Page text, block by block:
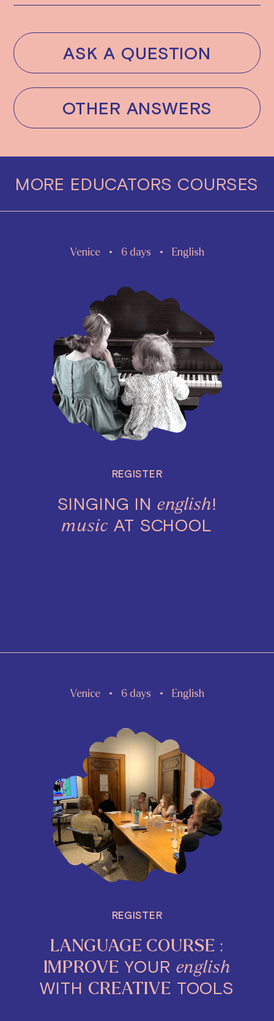
ASK A QUESTION
OTHER ANSWERS
MORE EDUCATORS COURSES
Venice 6 days English
REGISTER
SINGING IN english!
music AT SCHOOL
Venice 6 days English
REGISTER
LANGUAGE COURSE :
IMPROVE YOUR english
WITH CREATIVE TOOLS